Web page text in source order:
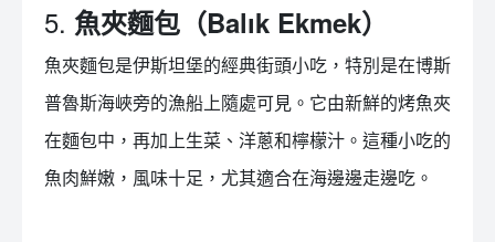
5. 魚夾麵包（Balık Ekmek）
魚夾麵包是伊斯坦堡的經典街頭小吃，特別是在博斯
普魯斯海峽旁的漁船上隨處可見。它由新鮮的烤魚夾
在麵包中，再加上生菜、洋蔥和檸檬汁。這種小吃的
魚肉鮮嫩，風味十足，尤其適合在海邊邊走邊吃。